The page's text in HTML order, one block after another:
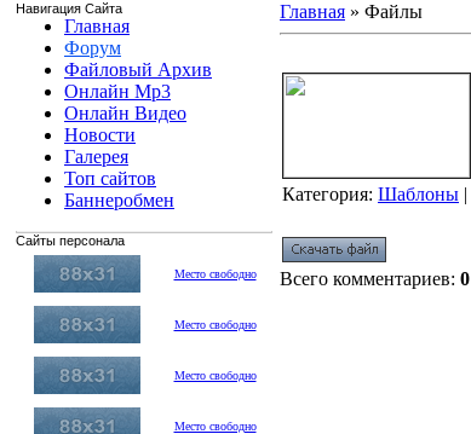
Навигация Сайта
Главная
Форум
Файловый Архив
Онлайн Mp3
Онлайн Видео
Новости
Галерея
Топ сайтов
Баннеробмен
Сайты персонала
Место свободно
Место свободно
Место свободно
Место свободно
Главная » Файлы
Категория: Шаблоны |
Всего комментариев: 0